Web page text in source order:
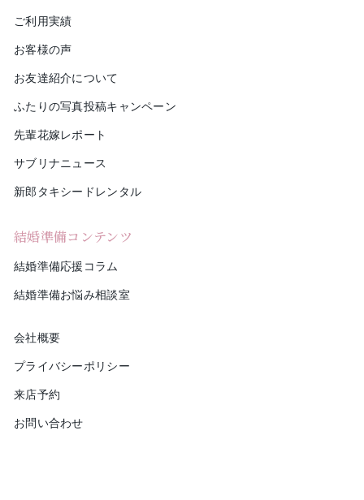
ご利用実績
お客様の声
お友達紹介について
ふたりの写真投稿キャンペーン
先輩花嫁レポート
サブリナニュース
新郎タキシードレンタル
結婚準備コンテンツ
結婚準備応援コラム
結婚準備お悩み相談室
会社概要
プライバシーポリシー
来店予約
お問い合わせ